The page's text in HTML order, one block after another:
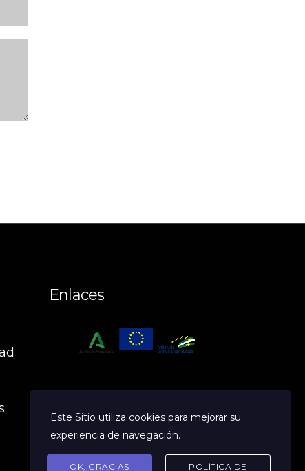
Enlaces
Este Sitio utiliza cookies para mejorar su
experiencia de navegación.
OK, GRACIAS POLÍTICA DE